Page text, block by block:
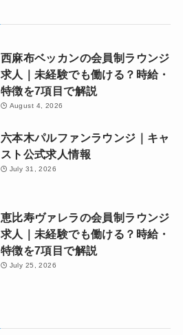
西麻布ベッカンの会員制ラウンジ
求人｜未経験でも働ける？時給・
特徴を7項目で解説
August 4, 2026
六本木パルファンラウンジ｜キャ
スト公式求人情報
July 31, 2026
恵比寿ヴァレラの会員制ラウンジ
求人｜未経験でも働ける？時給・
特徴を7項目で解説
July 25, 2026